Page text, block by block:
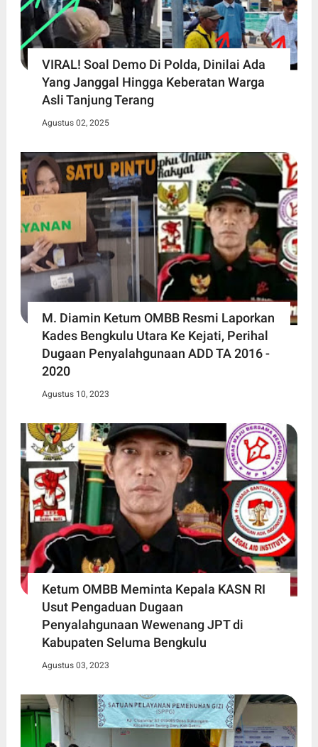
VIRAL! Soal Demo Di Polda, Dinilai Ada
Yang Janggal Hingga Keberatan Warga
Asli Tanjung Terang
Agustus 02, 2025
M. Diamin Ketum OMBB Resmi Laporkan
Kades Bengkulu Utara Ke Kejati, Perihal
Dugaan Penyalahgunaan ADD TA 2016 -
2020
Agustus 10, 2023
Ketum OMBB Meminta Kepala KASN RI
Usut Pengaduan Dugaan
Penyalahgunaan Wewenang JPT di
Kabupaten Seluma Bengkulu
Agustus 03, 2023